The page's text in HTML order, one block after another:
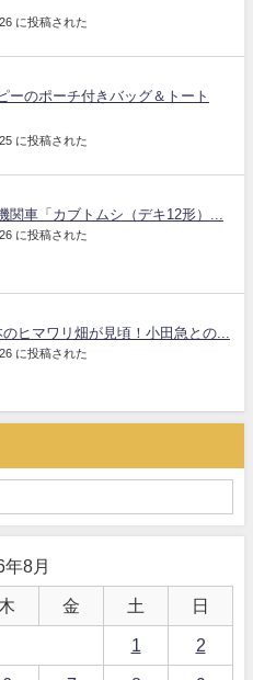
に投稿された
ーのポーチ付きバッグ＆トート
に投稿された
関車「カブトムシ（デキ12形）...
に投稿された
ヒマワリ畑が見頃！小田急との...
に投稿された
年8月
木 金 土 日
1 2